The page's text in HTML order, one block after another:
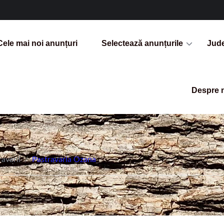
mai noi anunțuri Selectează anunțurile
Despre
/ Pastravaria Ozana